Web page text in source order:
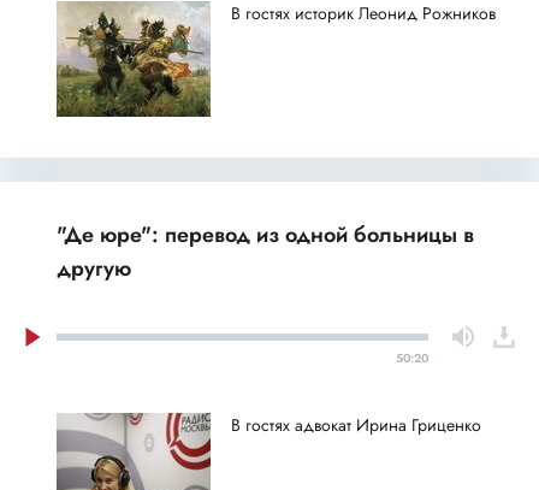
В гостях историк Леонид Рожников
"Де юре": перевод из одной больницы в
другую
50:20
В гостях адвокат Ирина Гриценко